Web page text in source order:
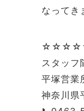
なってき
スタッフ
平塚営業
神奈川県